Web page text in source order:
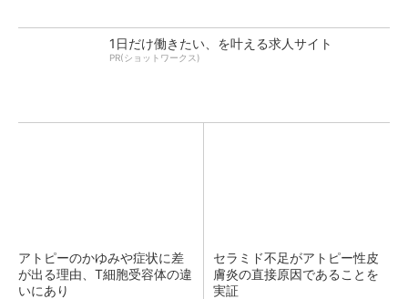
1日だけ働きたい、を叶える求人サイト
PR(ショットワークス)
アトピーのかゆみや症状に差
が出る理由、T細胞受容体の違
いにあり
セラミド不足がアトピー性皮
膚炎の直接原因であることを
実証